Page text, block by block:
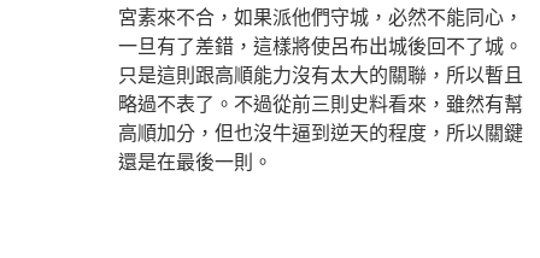
宮素來不合，如果派他們守城，必然不能同心，
一旦有了差錯，這樣將使呂布出城後回不了城。
只是這則跟高順能力沒有太大的關聯，所以暫且
略過不表了。不過從前三則史料看來，雖然有幫
高順加分，但也沒牛逼到逆天的程度，所以關鍵
還是在最後一則。